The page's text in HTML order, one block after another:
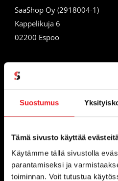
Suostumus
Tämä sivusto käyttää
Käytämme tällä sivustolla
parantamiseksi ja
toiminnan. Voit tutustua
SaaShop Oy (2918004-1)
Kappelikuja 6
02200 Espoo
INFO
Usein kysyttyä
Asiakaspalvelu